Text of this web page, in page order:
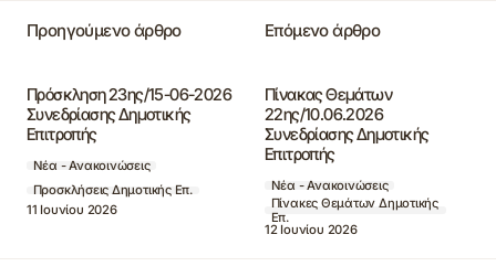
Προηγούμενο άρθρο
Πρόσκληση 23ης/15-06-2026
Συνεδρίασης Δημοτικής
Επιτροπής
Νέα - Ανακοινώσεις
Προσκλήσεις Δημοτικής Επ.
11 Ιουνίου 2026
Επόμενο άρθρο
Πίνακας Θεμάτων
22ης/10.06.2026
Συνεδρίασης Δημοτικής
Επιτροπής
Νέα - Ανακοινώσεις
Πίνακες Θεμάτων Δημοτικής
Επ.
12 Ιουνίου 2026